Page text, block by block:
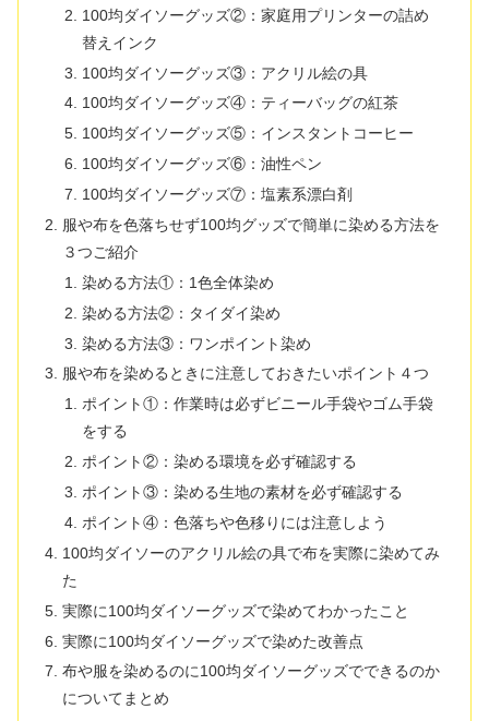
100均ダイソーグッズ②：家庭用プリンターの詰め
替えインク
100均ダイソーグッズ③：アクリル絵の具
100均ダイソーグッズ④：ティーバッグの紅茶
100均ダイソーグッズ⑤：インスタントコーヒー
100均ダイソーグッズ⑥：油性ペン
100均ダイソーグッズ⑦：塩素系漂白剤
服や布を色落ちせず100均グッズで簡単に染める方法を
３つご紹介
染める方法①：1色全体染め
染める方法②：タイダイ染め
染める方法③：ワンポイント染め
服や布を染めるときに注意しておきたいポイント４つ
ポイント①：作業時は必ずビニール手袋やゴム手袋
をする
ポイント②：染める環境を必ず確認する
ポイント③：染める生地の素材を必ず確認する
ポイント④：色落ちや色移りには注意しよう
100均ダイソーのアクリル絵の具で布を実際に染めてみ
た
実際に100均ダイソーグッズで染めてわかったこと
実際に100均ダイソーグッズで染めた改善点
布や服を染めるのに100均ダイソーグッズでできるのか
についてまとめ